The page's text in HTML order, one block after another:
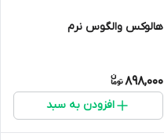
هالوکس والگوس نرم
898,000
افزودن به سبد